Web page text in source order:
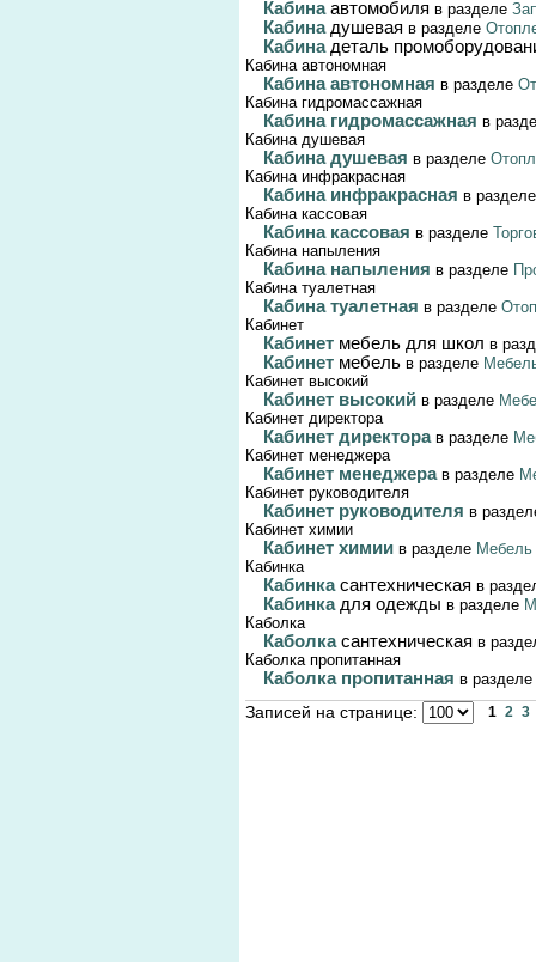
Кабинаавтомобиля в разделе
Кабина душевая в разделе
Кабина деталь
Кабина автономная
Кабина автономная в разделе
Кабина гидромассажная
Кабина гидромассажная в
Кабина душевая
Кабина душевая в разделе
Кабина инфракрасная
Кабина инфракрасная в
Кабина кассовая
Кабина кассовая в разделе
Кабина напыления
Кабина напыления в разделе
Кабина туалетная
Кабина туалетная в разделе
Кабинет
Кабинет мебель для школ в
Кабинет мебель в разделе
Кабинет высокий
Кабинет высокий в разделе
Кабинет директора
Кабинет директора в разделе
Кабинет менеджера
Кабинет менеджера в разделе
Кабинет руководителя
Кабинет руководителя в
Кабинет химии
Кабинет химии в разделе Мебель
Кабинка
Кабинкасантехническая в
Кабинка для одежды в разделе
Каболка
Каболкасантехническая в
Каболка пропитанная
Каболка пропитанная в разделе
Записей на странице: 1 2 3